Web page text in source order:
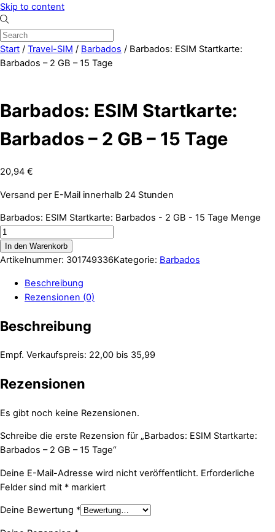
Skip to content
Start / Travel-SIM / Barbados / Barbados: ESIM Startkarte:
Barbados – 2 GB – 15 Tage
Barbados: ESIM Startkarte:
Barbados – 2 GB – 15 Tage
20,94 €
Versand per E-Mail innerhalb 24 Stunden
Barbados: ESIM Startkarte: Barbados - 2 GB - 15 Tage Menge
In den Warenkorb
Artikelnummer: 301749336Kategorie: Barbados
Beschreibung
Rezensionen (0)
Beschreibung
Empf. Verkaufspreis: 22,00 bis 35,99
Rezensionen
Es gibt noch keine Rezensionen.
Schreibe die erste Rezension für „Barbados: ESIM Startkarte:
Barbados – 2 GB – 15 Tage“
Deine E-Mail-Adresse wird nicht veröffentlicht. Erforderliche
Felder sind mit * markiert
Deine Bewertung *